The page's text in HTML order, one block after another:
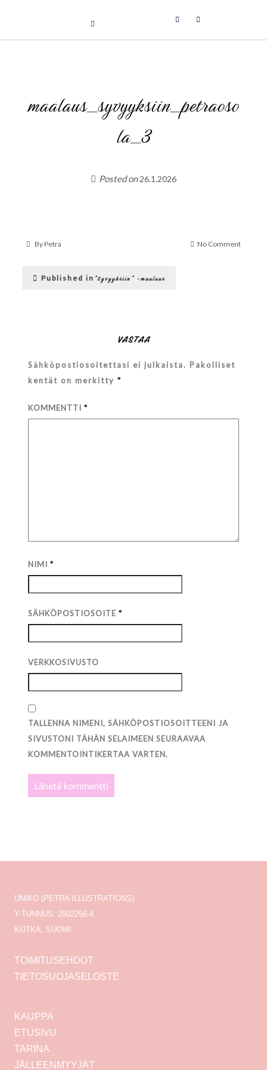
maalaus_syvyyksiin_petraoso
la_3
Posted on26.1.2026
ByPetra No Commenton
Artikkelien
Published in ”Syvyyksiin” -maalaus
VASTAA
Sähköpostiosoitettasi ei julkaista. Pakolliset
kentät on merkitty*
KOMMENTTI*
NIMI*
SÄHKÖPOSTIOSOITE*
VERKKOSIVUSTO
TALLENNA NIMENI, SÄHKÖPOSTIOSOITTEENI JA
SIVUSTONI TÄHÄN SELAIMEEN SEURAAVAA
KOMMENTOINTIKERTAA VARTEN.
UNIKO (PETRA ILLUSTRATIONS)
Y-TUNNUS: 2502256-4
KOTKA, SUOMI
TOIMITUSEHDOT
TIETOSUOJASELOSTE
KAUPPA
ETUSIVU
TARINA
JÄLLEENMYYJÄT